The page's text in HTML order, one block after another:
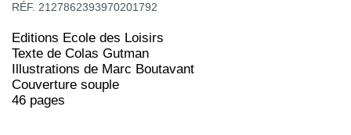
RÉF. 2127862393970201792
Editions Ecole des Loisirs
Texte de Colas Gutman
Illustrations de Marc Boutavant
Couverture souple
46 pages